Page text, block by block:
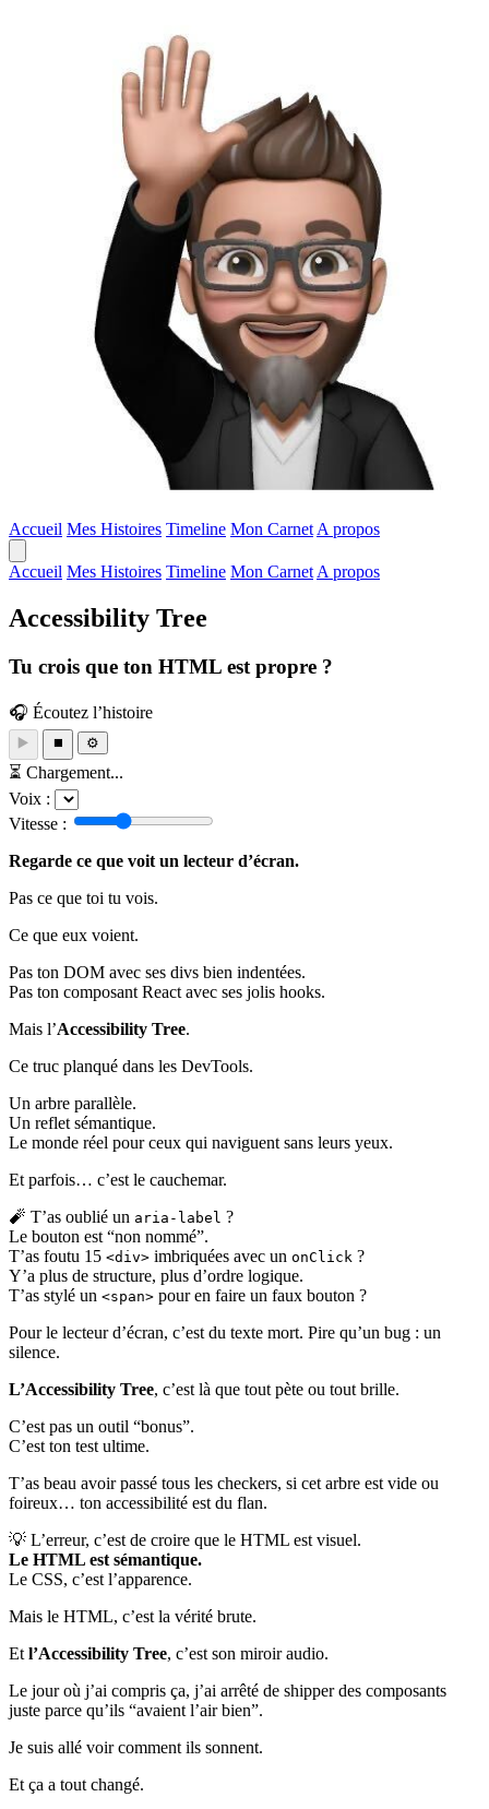
Accueil Mes Histoires Timeline Mon Carnet A propos
Accueil Mes Histoires Timeline Mon Carnet A propos
Accessibility Tree
Tu crois que ton HTML est propre ?
🎧 Écoutez l’histoire
▶️ ⏹️ ⚙️
⏳ Chargement...
Voix :
Vitesse :
Regarde ce que voit un lecteur d’écran.
Pas ce que toi tu vois.
Ce que eux voient.
Pas ton DOM avec ses divs bien indentées.
Pas ton composant React avec ses jolis hooks.
Mais l’Accessibility Tree.
Ce truc planqué dans les DevTools.
Un arbre parallèle.
Un reflet sémantique.
Le monde réel pour ceux qui naviguent sans leurs yeux.
Et parfois… c’est le cauchemar.
🧨 T’as oublié un aria-label ?
Le bouton est “non nommé”.
T’as foutu 15 <div> imbriquées avec un onClick ?
Y’a plus de structure, plus d’ordre logique.
T’as stylé un <span> pour en faire un faux bouton ?
Pour le lecteur d’écran, c’est du texte mort. Pire qu’un bug : un
silence.
L’Accessibility Tree, c’est là que tout pète ou tout brille.
C’est pas un outil “bonus”.
C’est ton test ultime.
T’as beau avoir passé tous les checkers, si cet arbre est vide ou
foireux… ton accessibilité est du flan.
💡 L’erreur, c’est de croire que le HTML est visuel.
Le HTML est sémantique.
Le CSS, c’est l’apparence.
Mais le HTML, c’est la vérité brute.
Et l’Accessibility Tree, c’est son miroir audio.
Le jour où j’ai compris ça, j’ai arrêté de shipper des composants
juste parce qu’ils “avaient l’air bien”.
Je suis allé voir comment ils sonnent.
Et ça a tout changé.